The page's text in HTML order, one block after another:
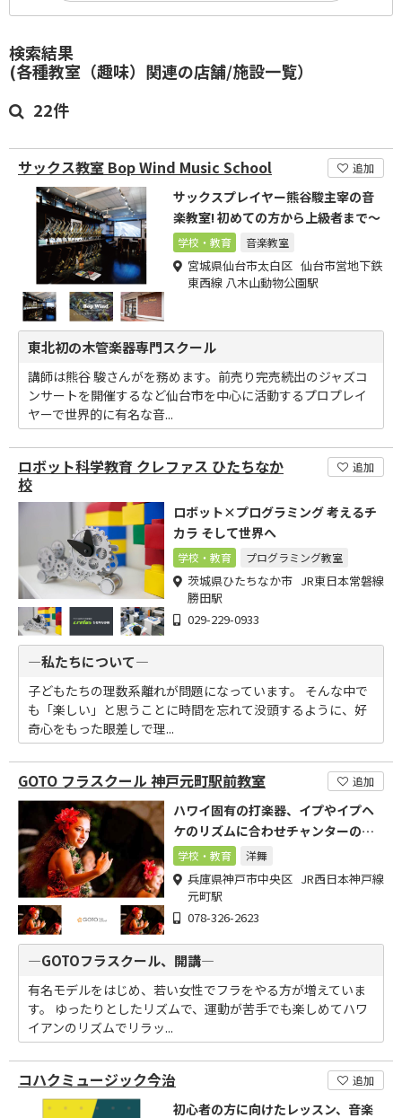
検索結果
(各種教室（趣味）関連の店舗/施設一覧）
22件
サックス教室 Bop Wind Music School 追加
サックスプレイヤー熊谷駿主宰の音
楽教室! 初めての方から上級者まで～
学校・教育 音楽教室
宮城県仙台市太白区 仙台市営地下鉄
東西線 八木山動物公園駅
東北初の木管楽器専門スクール
講師は熊谷 駿さんがを務めます。前売り完売続出のジャズコ
ンサートを開催するなど仙台市を中心に活動するプロプレイ
ヤーで世界的に有名な音...
ロボット科学教育 クレファス ひたちなか
校
追加
ロボット×プログラミング 考えるチ
カラ そして世界へ
学校・教育 プログラミング教室
茨城県ひたちなか市 JR東日本常磐線
勝田駅
029-229-0933
―私たちについて―
子どもたちの理数系離れが問題になっています。 そんな中で
も「楽しい」と思うことに時間を忘れて没頭するように、好
奇心をもった眼差しで理...
GOTO フラスクール 神戸元町駅前教室 追加
ハワイ固有の打楽器、イプやイプヘ
ケのリズムに合わせチャンターの
神々への詠唱に合わせて踊る・・
学校・教育 洋舞
兵庫県神戸市中央区 JR西日本神戸線
元町駅
078-326-2623
―GOTOフラスクール、開講―
有名モデルをはじめ、若い女性でフラをやる方が増えていま
す。 ゆったりとしたリズムで、運動が苦手でも楽しめてハワ
イアンのリズムでリラッ...
コハクミュージック今治 追加
初心者の方に向けたレッスン、音楽